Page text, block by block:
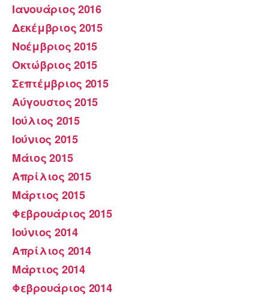
Ιανουάριος 2016
Δεκέμβριος 2015
Νοέμβριος 2015
Οκτώβριος 2015
Σεπτέμβριος 2015
Αύγουστος 2015
Ιούλιος 2015
Ιούνιος 2015
Μάιος 2015
Απρίλιος 2015
Μάρτιος 2015
Φεβρουάριος 2015
Ιούνιος 2014
Απρίλιος 2014
Μάρτιος 2014
Φεβρουάριος 2014